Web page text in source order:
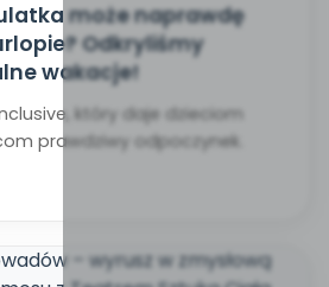
może naprawdę
Odkryliśmy
wakacje!
który daje dzieciom
prawdziwy odpoczynek.